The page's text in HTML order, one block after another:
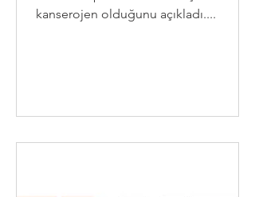
kanserojen olduğunu açıkladı....